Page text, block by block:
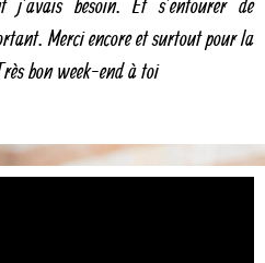
Merci encore et surtout pour la
bon week-end à toi